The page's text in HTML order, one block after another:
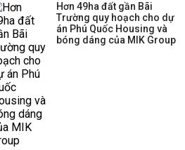
Hơn 49ha đất gần Bãi
Trường quy hoạch cho dự
án Phú Quốc Housing và
bóng dáng của MIK Group